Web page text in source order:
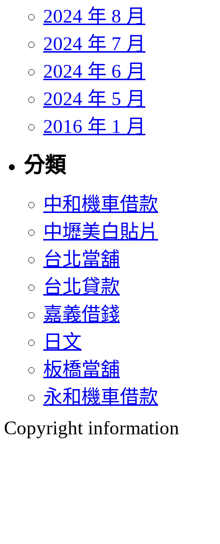
2024 年 8 月
2024 年 7 月
2024 年 6 月
2024 年 5 月
2016 年 1 月
分類
中和機車借款
中壢美白貼片
台北當舖
台北貸款
嘉義借錢
日文
板橋當舖
永和機車借款
Copyright information